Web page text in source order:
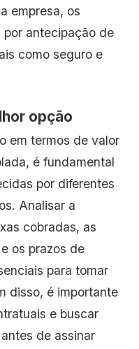
empresa, os
antecipação de
como seguro e
opção
em termos de valor
é fundamental
por diferentes
Analisar a
cobradas, as
os prazos de
para tomar
disso, é importante
e buscar
de assinar